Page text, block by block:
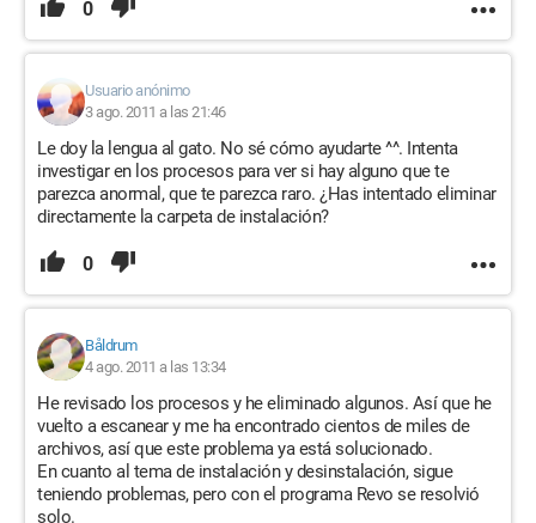
0
Usuario anónimo
3 ago. 2011 a las 21:46
Le doy la lengua al gato. No sé cómo ayudarte ^^. Intenta
investigar en los procesos para ver si hay alguno que te
parezca anormal, que te parezca raro. ¿Has intentado eliminar
directamente la carpeta de instalación?
0
Båldrum
4 ago. 2011 a las 13:34
He revisado los procesos y he eliminado algunos. Así que he
vuelto a escanear y me ha encontrado cientos de miles de
archivos, así que este problema ya está solucionado.
En cuanto al tema de instalación y desinstalación, sigue
teniendo problemas, pero con el programa Revo se resolvió
solo.